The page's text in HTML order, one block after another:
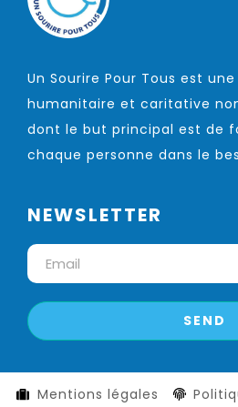
Un Sourire Pour Tous est
humanitaire et caritative
dont le but principal est de
chaque personne dans le
NEWSLETTER
Mentions légales